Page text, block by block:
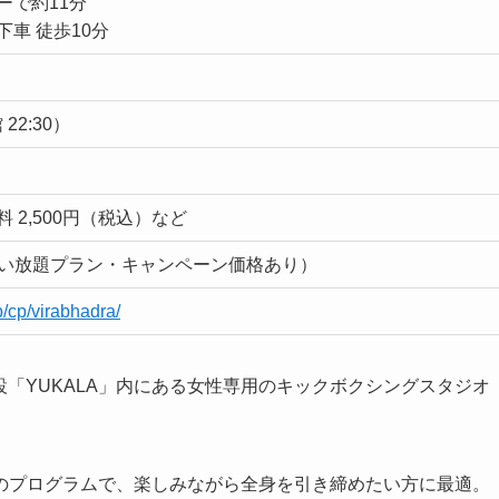
車 徒歩10分
）
2,500円（税込）など
放題プラン・キャンペーン価格あり）
cp/virabhadra/
YUKALA」内にある女性専用のキックボクシングスタジオ
ログラムで、楽しみながら全身を引き締めたい方に最適。